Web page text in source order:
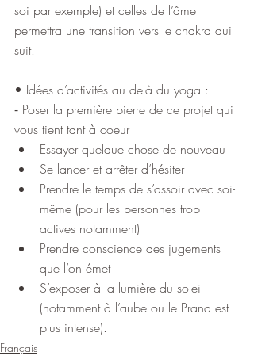
soi par exemple) et celles de l’âme
permettra une transition vers le chakra qui
suit.
• Idées d’activités au delà du yoga :
⁃ Poser la première pierre de ce projet qui
vous tient tant à coeur
Essayer quelque chose de nouveau
Se lancer et arrêter d’hésiter
Prendre le temps de s’assoir avec soi-
même (pour les personnes trop
actives notamment)
Prendre conscience des jugements
que l’on émet
S’exposer à la lumière du soleil
(notamment à l’aube ou le Prana est
plus intense).
Français